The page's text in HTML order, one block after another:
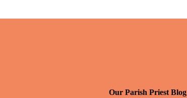
Our Parish Priest Blog